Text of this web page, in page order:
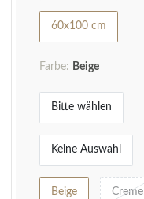
60x100 cm
Farbe: Beige
Bitte wählen
Keine Auswahl
Beige Creme